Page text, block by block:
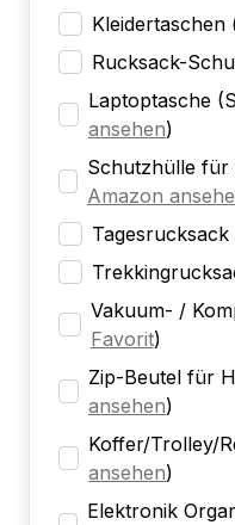
Kleidertaschen
Rucksack-
Laptoptasche
ansehen)
Schutzhülle für
Amazon
Tagesrucksack
Vakuum- /
Favorit)
Zip-Beutel für
ansehen)
Koffer/Trolley/
ansehen)
Elektronik